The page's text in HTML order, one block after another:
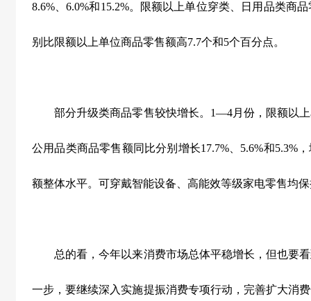
8.6% 、6.0%和15.2%。限额以上单位穿类、日用品类商
别比限额以上单位商品零售额高7.7个和5个百分点。
部分升级类商品零售较快增长。 1—4月份，限额以
公用品类商品零售额同比分别增长17.7%、 5.6%和5.3%，
额整体水平。可穿戴智能设备、高能效等级家电零售均
总的看，今年以来消费市场总体平稳增长，但也要看
一步，要继续深入实施提振消费专项行动，完善扩大消